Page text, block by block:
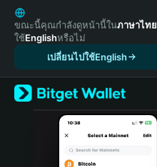
English
日本語
Tiếng Việt
Español (Latinoamérica)
Türkçe
Italiano
ขณะนี้คุณกำลังดูหน้านี้ในภาษาไทย
ใช้Englishหรือไม่
เปลี่ยนไปใช้English